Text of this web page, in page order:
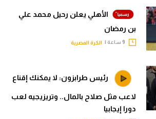
الأهلي يعلن رحيل محمد علي
بن رمضان
الكرة المصرية
رئيس طرابزون: لا يمكنك إقناع
لاعب مثل صلاح بالمال.. وتريزيجيه لعب
دورا إيجابيا